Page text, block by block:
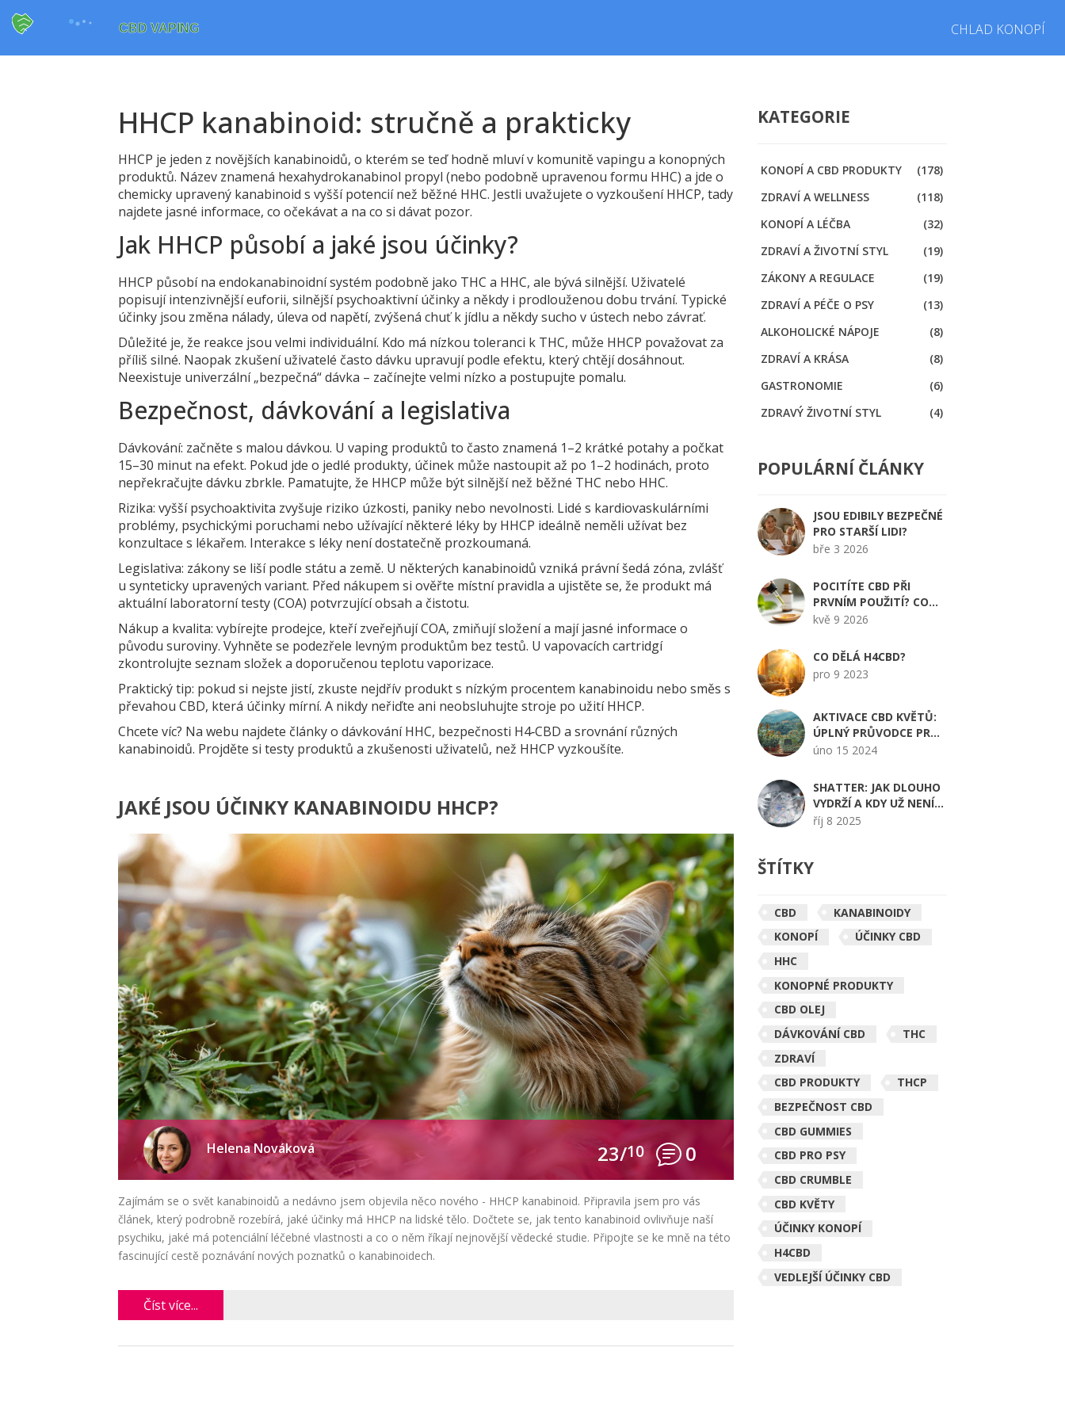
CHLAD KONOPÍ
HHCP kanabinoid: stručně a prakticky
HHCP je jeden z novějších kanabinoidů, o kterém se teď hodně mluví v komunitě vapingu a konopných
produktů. Název znamená hexahydrokanabinol propyl (nebo podobně upravenou formu HHC) a jde o
chemicky upravený kanabinoid s vyšší potencií než běžné HHC. Jestli uvažujete o vyzkoušení HHCP, tady
najdete jasné informace, co očekávat a na co si dávat pozor.
Jak HHCP působí a jaké jsou účinky?
HHCP působí na endokanabinoidní systém podobně jako THC a HHC, ale bývá silnější. Uživatelé
popisují intenzivnější euforii, silnější psychoaktivní účinky a někdy i prodlouženou dobu trvání. Typické
účinky jsou změna nálady, úleva od napětí, zvýšená chuť k jídlu a někdy sucho v ústech nebo závrať.
Důležité je, že reakce jsou velmi individuální. Kdo má nízkou toleranci k THC, může HHCP považovat za
příliš silné. Naopak zkušení uživatelé často dávku upravují podle efektu, který chtějí dosáhnout.
Neexistuje univerzální „bezpečná“ dávka – začínejte velmi nízko a postupujte pomalu.
Bezpečnost, dávkování a legislativa
Dávkování: začněte s malou dávkou. U vaping produktů to často znamená 1–2 krátké potahy a počkat
15–30 minut na efekt. Pokud jde o jedlé produkty, účinek může nastoupit až po 1–2 hodinách, proto
nepřekračujte dávku zbrkle. Pamatujte, že HHCP může být silnější než běžné THC nebo HHC.
Rizika: vyšší psychoaktivita zvyšuje riziko úzkosti, paniky nebo nevolnosti. Lidé s kardiovaskulárními
problémy, psychickými poruchami nebo užívající některé léky by HHCP ideálně neměli užívat bez
konzultace s lékařem. Interakce s léky není dostatečně prozkoumaná.
Legislativa: zákony se liší podle státu a země. U některých kanabinoidů vzniká právní šedá zóna, zvlášť
u synteticky upravených variant. Před nákupem si ověřte místní pravidla a ujistěte se, že produkt má
aktuální laboratorní testy (COA) potvrzující obsah a čistotu.
Nákup a kvalita: vybírejte prodejce, kteří zveřejňují COA, zmiňují složení a mají jasné informace o
původu suroviny. Vyhněte se podezřele levným produktům bez testů. U vapovacích cartridgí
zkontrolujte seznam složek a doporučenou teplotu vaporizace.
Praktický tip: pokud si nejste jistí, zkuste nejdřív produkt s nízkým procentem kanabinoidu nebo směs s
převahou CBD, která účinky mírní. A nikdy neřiďte ani neobsluhujte stroje po užití HHCP.
Chcete víc? Na webu najdete články o dávkování HHC, bezpečnosti H4‑CBD a srovnání různých
kanabinoidů. Projděte si testy produktů a zkušenosti uživatelů, než HHCP vyzkoušíte.
JAKÉ JSOU ÚČINKY KANABINOIDU HHCP?
Helena Nováková 23/10 0
Zajímám se o svět kanabinoidů a nedávno jsem objevila něco nového - HHCP kanabinoid. Připravila jsem pro vás
článek, který podrobně rozebírá, jaké účinky má HHCP na lidské tělo. Dočtete se, jak tento kanabinoid ovlivňuje naší
psychiku, jaké má potenciální léčebné vlastnosti a co o něm říkají nejnovější vědecké studie. Připojte se ke mně na této
fascinující cestě poznávání nových poznatků o kanabinoidech.
Číst více...
KATEGORIE
KONOPÍ A CBD PRODUKTY
(178)
ZDRAVÍ A WELLNESS
(118)
KONOPÍ A LÉČBA
(32)
ZDRAVÍ A ŽIVOTNÍ STYL
(19)
ZÁKONY A REGULACE
(19)
ZDRAVÍ A PÉČE O PSY
(13)
ALKOHOLICKÉ NÁPOJE
(8)
ZDRAVÍ A KRÁSA
(8)
GASTRONOMIE
(6)
ZDRAVÝ ŽIVOTNÍ STYL
(4)
POPULÁRNÍ ČLÁNKY
JSOU EDIBILY BEZPEČNÉ
PRO STARŠÍ LIDI?
bře 3 2026
POCITÍTE CBD PŘI
PRVNÍM POUŽITÍ? CO
OČEKÁVAT A JAK
kvě 9 2026
CO DĚLÁ H4CBD?
pro 9 2023
AKTIVACE CBD KVĚTŮ:
ÚPLNÝ PRŮVODCE PRO
ZAČÁTEČNÍKY
úno 15 2024
SHATTER: JAK DLOUHO
VYDRŽÍ A KDY UŽ NENÍ
BEZPEČNÝ?
říj 8 2025
ŠTÍTKY
CBD
KANABINOIDY
KONOPÍ
ÚČINKY CBD
HHC
KONOPNÉ PRODUKTY
CBD OLEJ
DÁVKOVÁNÍ CBD
THC
ZDRAVÍ
CBD PRODUKTY
THCP
BEZPEČNOST CBD
CBD GUMMIES
CBD PRO PSY
CBD CRUMBLE
CBD KVĚTY
ÚČINKY KONOPÍ
H4CBD
VEDLEJŠÍ ÚČINKY CBD